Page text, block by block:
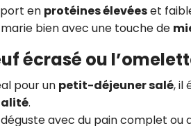
en protéines élevéeset
marie bien avec une touche de
écrasé ou
pour un petit-déjeuner salé, il
.
déguste avec du pain complet ou